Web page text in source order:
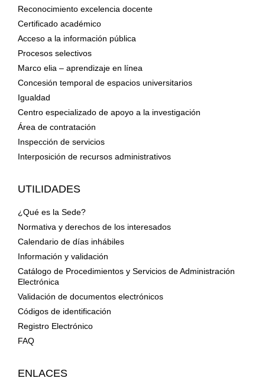
Reconocimiento excelencia docente
Certificado académico
Acceso a la información pública
Procesos selectivos
Marco elia – aprendizaje en línea
Concesión temporal de espacios universitarios
Igualdad
Centro especializado de apoyo a la investigación
Área de contratación
Inspección de servicios
Interposición de recursos administrativos
UTILIDADES
¿Qué es la Sede?
Normativa y derechos de los interesados
Calendario de días inhábiles
Información y validación
Catálogo de Procedimientos y Servicios de Administración
Electrónica
Validación de documentos electrónicos
Códigos de identificación
Registro Electrónico
FAQ
ENLACES